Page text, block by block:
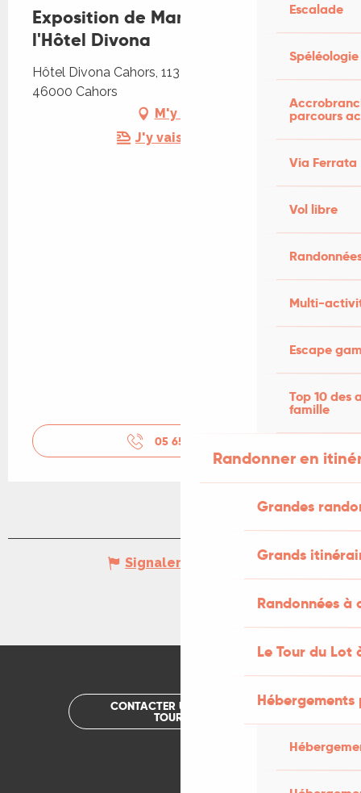
Escalade
Spéléologie
parcours
Via Ferrata
Vol libre
Multi-
Escape
Top 10 des
famille
Randonner en
Grandes
Grands
Randonnées
Le Tour du Lot
Exposition de Manon Delfour à
l'Hôtel Divona
Hôtel Divona Cahors, 113 Avenue André Breton,
46000 Cahors
M'y rendre
J'y vais en train !
05 65 21 18
Signaler une erreur
CONTACTER UN OFFICE DE
TOURISME